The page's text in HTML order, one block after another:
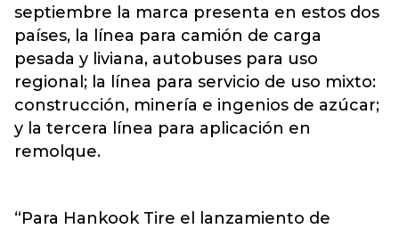
septiembre la marca presenta en estos dos
países, la línea para camión de carga
pesada y liviana, autobuses para uso
regional; la línea para servicio de uso mixto:
construcción, minería e ingenios de azúcar;
y la tercera línea para aplicación en
remolque.
“Para Hankook Tire el lanzamiento de